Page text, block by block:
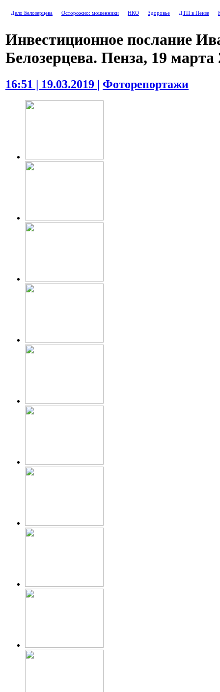
Дело Белозерцева Осторожно: мошенники НКО Здоровье ДТП в Пензе
Инвестиционное послание
Белозерцева. Пенза, 19 марта
16:51 | 19.03.2019 | Фоторепортажи